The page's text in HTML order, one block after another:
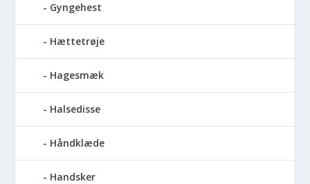
Gyngehest
Hættetrøje
Hagesmæk
Halsedisse
Håndklæde
Handsker